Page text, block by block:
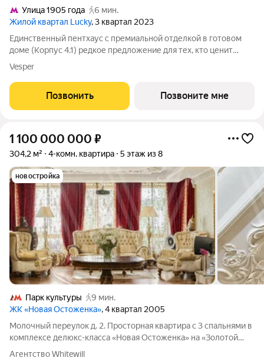
Улица 1905 года
6 мин.
Жилой квартал Lucky, 3 квартал 2023
Единственный пентхаус с премиальной отделкой в готовом
доме (Корпус 4.1) редкое предложение для тех, кто ценит
масштаб, премиальность и исключительные виды. На площади
359,5 м с потолками 3,5 м создано пространство уровня
частной резиденции с
Vesper
Позвонить Позвоните мне
1 100 000 000 ₽
304,2 м² 4-комн. квартира 5 этаж из 8
новостройка
Парк культуры
9 мин.
ЖК «Новая Остоженка», 4 квартал 2005
Молочный переулок д. 2. Просторная квартира с 3 спальнями в
комплексе делюкс-класса «Новая Остоженка» на «Золотой
Миле». Квартира площадью 300 м расположена на 5 этаже.
Агентство Whitewill